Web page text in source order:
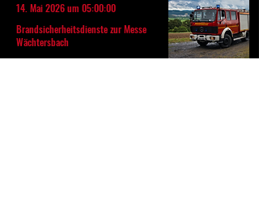
14. Mai 2026 um 05:00:00
Brandsicherheitsdienste zur Messe
Wächtersbach
Wächtersbach, Main-Kinzig-Straße